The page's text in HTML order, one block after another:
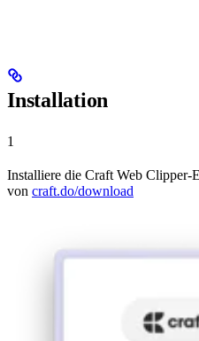
Installation
1
Installiere die Craft Web Clipper-
von craft.do/download